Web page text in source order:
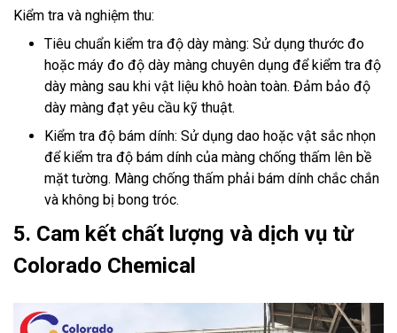
Kiểm tra và nghiệm thu:
Tiêu chuẩn kiểm tra độ dày màng: Sử dụng thước đo
hoặc máy đo độ dày màng chuyên dụng để kiểm tra độ
dày màng sau khi vật liệu khô hoàn toàn. Đảm bảo độ
dày màng đạt yêu cầu kỹ thuật.
Kiểm tra độ bám dính: Sử dụng dao hoặc vật sắc nhọn
để kiểm tra độ bám dính của màng chống thấm lên bề
mặt tường. Màng chống thấm phải bám dính chắc chắn
và không bị bong tróc.
5. Cam kết chất lượng và dịch vụ từ
Colorado Chemical